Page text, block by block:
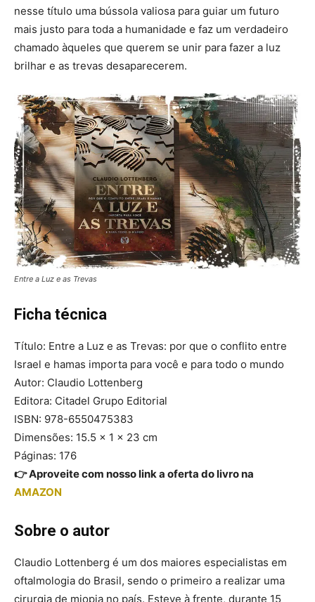
nesse título uma bússola valiosa para guiar um futuro
mais justo para toda a humanidade e faz um verdadeiro
chamado àqueles que querem se unir para fazer a luz
brilhar e as trevas desaparecerem.
Entre a Luz e as Trevas
Ficha técnica
Título: Entre a Luz e as Trevas: por que o conflito entre
Israel e hamas importa para você e para todo o mundo
Autor: Claudio Lottenberg
Editora: Citadel Grupo Editorial
ISBN: 978-6550475383
Dimensões: 15.5 x 1 x 23 cm
Páginas: 176
👉 Aproveite com nosso link a oferta do livro na
AMAZON
Sobre o autor
Claudio Lottenberg é um dos maiores especialistas em
oftalmologia do Brasil, sendo o primeiro a realizar uma
cirurgia de miopia no país. Esteve à frente, durante 15